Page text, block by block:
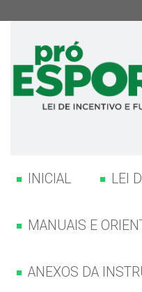
INICIAL LEI
MANUAIS E
ANEXOS DA